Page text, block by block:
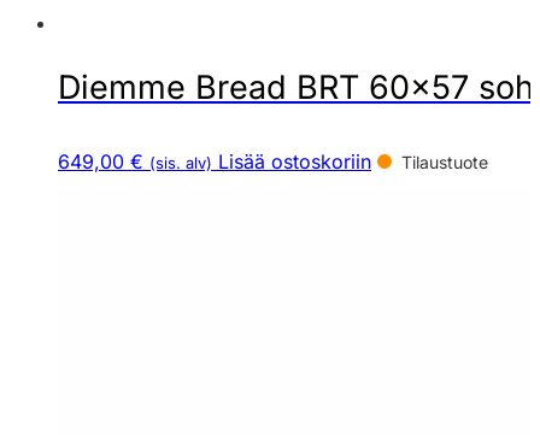
Diemme Bread BRT 60×57
649,00 € (sis. alv) Lisää ostoskoriin Tilaustuote